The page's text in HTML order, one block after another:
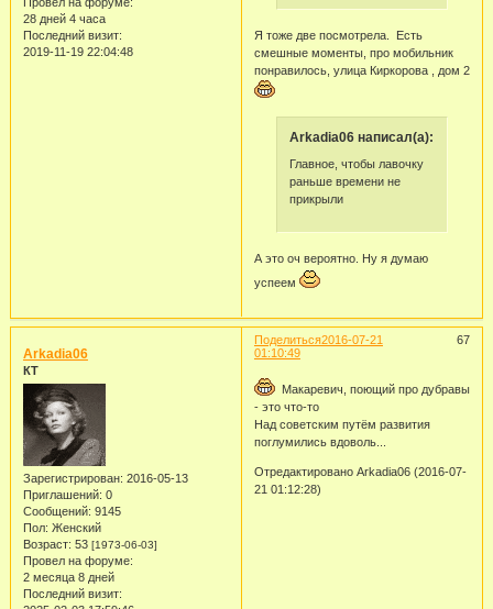
28 дней 4 часа
Последний визит:
2019-11-19 22:04:48
Я тоже две посмотрела. Есть
смешные моменты, про мобильник
понравилось, улица Киркорова , дом 2
Arkadia06 написал(а):
Главное, чтобы лавочку
раньше времени не
прикрыли
А это оч вероятно. Ну я думаю
успеем
Поделиться 67
2016-07-21
01:10:49
Arkadia06
КТ
Зарегистрирован: 2016-05-13
Приглашений: 0
Сообщений: 9145
Пол: Женский
Возраст: 53 [1973-06-03]
Провел на форуме:
2 месяца 8 дней
Последний визит:
Макаревич, поющий про дубравы
- это что-то
Над советским путём развития
поглумились вдоволь...
Отредактировано Arkadia06 (2016-07-
21 01:12:28)